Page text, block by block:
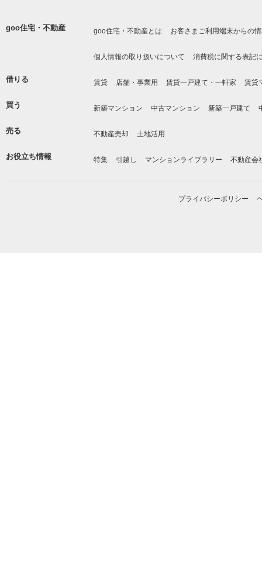
goo住宅・不動産 goo住宅・不動産とは お客さまご利用端末からの
個人情報の取り扱いについて 消費税に関する表記
借りる 賃貸 店舗・事業用 賃貸一戸建て・一軒家 賃貸
買う 新築マンション 中古マンション 新築一戸建て
売る 不動産売却 土地活用
お役立ち情報 特集 引越し マンションライブラリー 不動産会
プライバシーポリシー